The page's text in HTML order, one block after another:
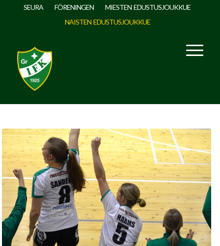
SEURA FÖRENINGEN
MIESTEN EDUSTUSJOUKKUE
NAISTEN EDUSTUSJOUKKUE